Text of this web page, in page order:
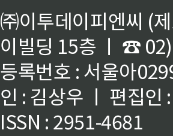
㈜이투데이피엔씨 (
이빌딩 15층 ㅣ ☎
등록번호 : 서울아
인 : 김상우 ㅣ 편집인
ISSN : 2951-4681